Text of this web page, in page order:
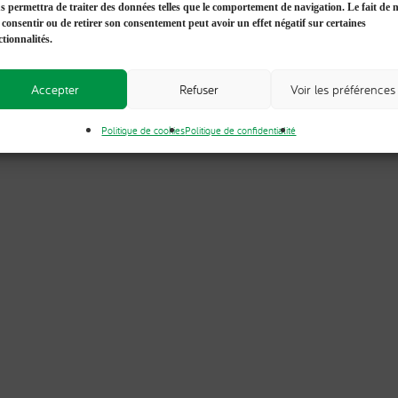
permettra de traiter des données telles que le comportement de navigation. Le fait de
consentir ou de retirer son consentement peut avoir un effet négatif sur certaines
Accepter Refuser Voir les préférences
Politique de cookiesPolitique de confidentialité